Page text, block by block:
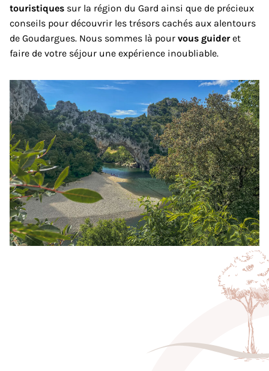
touristiques sur la région du Gard ainsi que de précieux
conseils pour découvrir les trésors cachés aux alentours
de Goudargues. Nous sommes là pour vous guideret
faire de votre séjour une expérience inoubliable.